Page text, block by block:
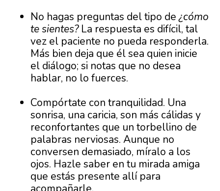
No hagas preguntas del tipo de¿cómo
te sientes?La respuesta es difícil, tal
vez el paciente no pueda responderla.
Más bien deja que él sea quien inicie
el diálogo; si notas que no desea
hablar, no lo fuerces.
Compórtate con tranquilidad. Una
sonrisa, una caricia, son más cálidas y
reconfortantes que un torbellino de
palabras nerviosas. Aunque no
conversen demasiado, míralo a los
ojos. Hazle saber en tu mirada amiga
que estás presente allí para